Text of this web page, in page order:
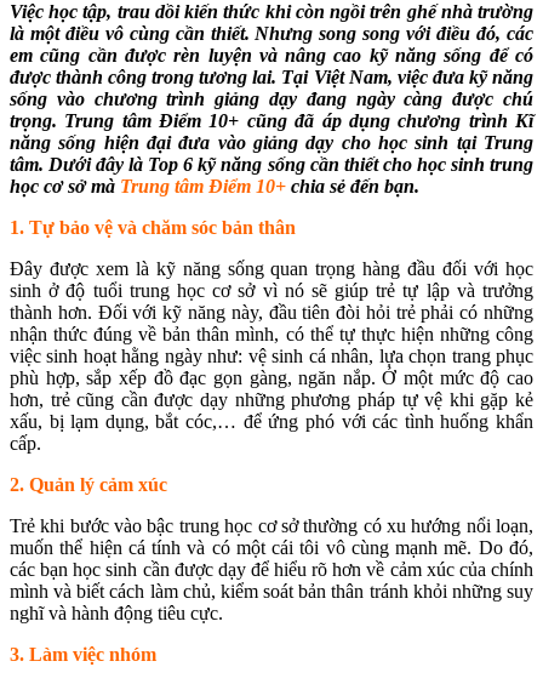
Việc học tập, trau dồi kiến thức khi còn ngồi trên ghế nhà trường
là một điều vô cùng cần thiết. Nhưng song song với điều đó, các
em cũng cần được rèn luyện và nâng cao kỹ năng sống để có
được thành công trong tương lai. Tại Việt Nam, việc đưa kỹ năng
sống vào chương trình giảng dạy đang ngày càng được chú
trọng. Trung tâm Điểm 10+ cũng đã áp dụng chương trình Kĩ
năng sống hiện đại đưa vào giảng dạy cho học sinh tại Trung
tâm. Dưới đây là Top 6 kỹ năng sống cần thiết cho học sinh trung
học cơ sở mà Trung tâm Điểm 10+ chia sẻ đến bạn.
1. Tự bảo vệ và chăm sóc bản thân
Đây được xem là kỹ năng sống quan trọng hàng đầu đối với học
sinh ở độ tuổi trung học cơ sở vì nó sẽ giúp trẻ tự lập và trưởng
thành hơn. Đối với kỹ năng này, đầu tiên đòi hỏi trẻ phải có những
nhận thức đúng về bản thân mình, có thể tự thực hiện những công
việc sinh hoạt hằng ngày như: vệ sinh cá nhân, lựa chọn trang phục
phù hợp, sắp xếp đồ đạc gọn gàng, ngăn nắp. Ở một mức độ cao
hơn, trẻ cũng cần được dạy những phương pháp tự vệ khi gặp kẻ
xấu, bị lạm dụng, bắt cóc,… để ứng phó với các tình huống khẩn
cấp.
2. Quản lý cảm xúc
Trẻ khi bước vào bậc trung học cơ sở thường có xu hướng nổi loạn,
muốn thể hiện cá tính và có một cái tôi vô cùng mạnh mẽ. Do đó,
các bạn học sinh cần được dạy để hiểu rõ hơn về cảm xúc của chính
mình và biết cách làm chủ, kiểm soát bản thân tránh khỏi những suy
nghĩ và hành động tiêu cực.
3. Làm việc nhóm